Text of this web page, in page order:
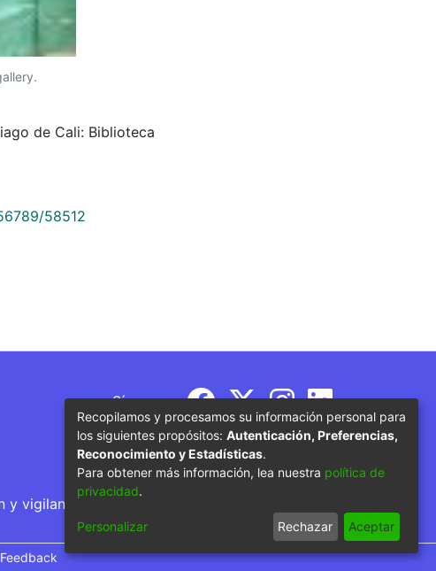
de Cali: Biblioteca
58512
Síguenos
vigilancia por parte del Ministerio de Educación
Recopilamos y procesamos su información personal para
los siguientes propósitos: Autenticación, Preferencias,
Reconocimiento y Estadísticas.
Para obtener más información, lea nuestra política de
privacidad.
Personalizar Rechazar Aceptar